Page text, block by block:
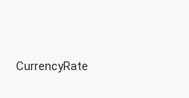
CurrencyRate